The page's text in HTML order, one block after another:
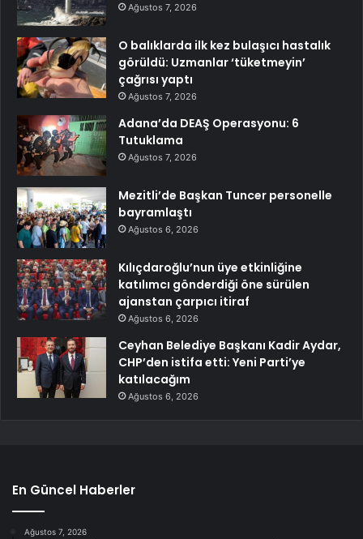
Ağustos 7, 2026
O balıklarda ilk kez bulaşıcı hastalık
görüldü: Uzmanlar ‘tüketmeyin’
çağrısı yaptı
Ağustos 7, 2026
Adana’da DEAŞ Operasyonu: 6
Tutuklama
Ağustos 7, 2026
Mezitli’de Başkan Tuncer personelle
bayramlaştı
Ağustos 6, 2026
Kılıçdaroğlu’nun üye etkinliğine
katılımcı gönderdiği öne sürülen
ajanstan çarpıcı itiraf
Ağustos 6, 2026
Ceyhan Belediye Başkanı Kadir Aydar,
CHP’den istifa etti: Yeni Parti’ye
katılacağım
Ağustos 6, 2026
En Güncel Haberler
Ağustos 7, 2026